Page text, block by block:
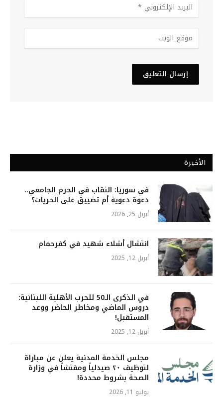
الأخيرة
في سوريا: النقاب في الحرم الجامعي..
دعوة دعوية أم تضييق على الحريات؟
أبريل 25, 2026
انتشال أشلاء شهيد في كفرحمام
أبريل 12, 2025
في الذكرى الـ50 للحرب الأهلية اللبنانية:
دروس الماضي ومخاطر الحاضر ووعد
المستقبل!
أبريل 12, 2025
مجلس الخدمة المدنية يعلن عن مباراة
لتوظيف ٢٠ صيدلياً ومفتشاً في وزارة
الصحة بشروط محددة!
يوليو 11, 2026